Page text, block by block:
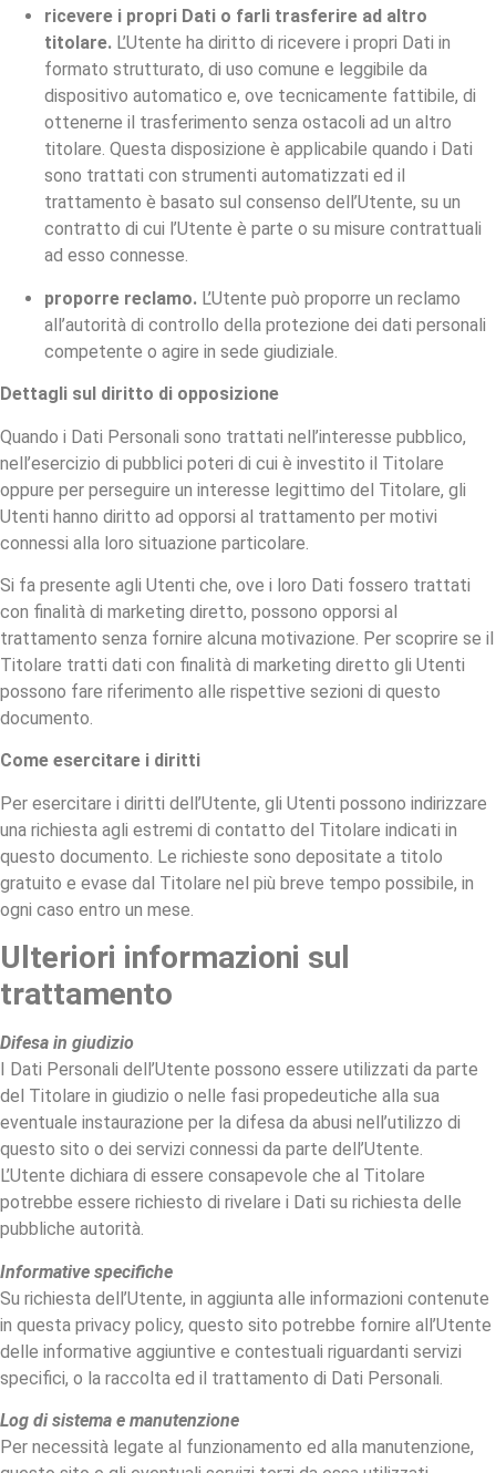
ricevere i propri Dati o farli trasferire ad altro
titolare. L’Utente ha diritto di ricevere i propri Dati in
formato strutturato, di uso comune e leggibile da
dispositivo automatico e, ove tecnicamente fattibile, di
ottenerne il trasferimento senza ostacoli ad un altro
titolare. Questa disposizione è applicabile quando i Dati
sono trattati con strumenti automatizzati ed il
trattamento è basato sul consenso dell’Utente, su un
contratto di cui l’Utente è parte o su misure contrattuali
ad esso connesse.
proporre reclamo. L’Utente può proporre un reclamo
all’autorità di controllo della protezione dei dati personali
competente o agire in sede giudiziale.
Dettagli sul diritto di opposizione
Quando i Dati Personali sono trattati nell’interesse pubblico,
nell’esercizio di pubblici poteri di cui è investito il Titolare
oppure per perseguire un interesse legittimo del Titolare, gli
Utenti hanno diritto ad opporsi al trattamento per motivi
connessi alla loro situazione particolare.
Si fa presente agli Utenti che, ove i loro Dati fossero trattati
con finalità di marketing diretto, possono opporsi al
trattamento senza fornire alcuna motivazione. Per scoprire se il
Titolare tratti dati con finalità di marketing diretto gli Utenti
possono fare riferimento alle rispettive sezioni di questo
documento.
Come esercitare i diritti
Per esercitare i diritti dell’Utente, gli Utenti possono indirizzare
una richiesta agli estremi di contatto del Titolare indicati in
questo documento. Le richieste sono depositate a titolo
gratuito e evase dal Titolare nel più breve tempo possibile, in
ogni caso entro un mese.
Ulteriori informazioni sul
trattamento
Difesa in giudizio
I Dati Personali dell’Utente possono essere utilizzati da parte
del Titolare in giudizio o nelle fasi propedeutiche alla sua
eventuale instaurazione per la difesa da abusi nell’utilizzo di
questo sito o dei servizi connessi da parte dell’Utente.
L’Utente dichiara di essere consapevole che al Titolare
potrebbe essere richiesto di rivelare i Dati su richiesta delle
pubbliche autorità.
Informative specifiche
Su richiesta dell’Utente, in aggiunta alle informazioni contenute
in questa privacy policy, questo sito potrebbe fornire all’Utente
delle informative aggiuntive e contestuali riguardanti servizi
specifici, o la raccolta ed il trattamento di Dati Personali.
Log di sistema e manutenzione
Per necessità legate al funzionamento ed alla manutenzione,